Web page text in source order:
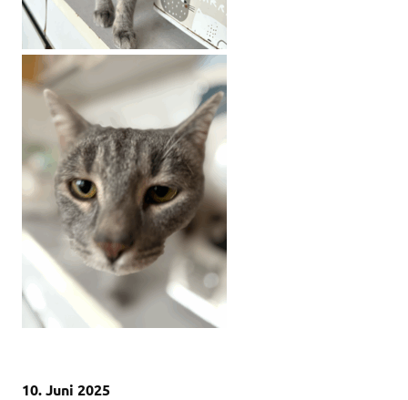
10. Juni 2025